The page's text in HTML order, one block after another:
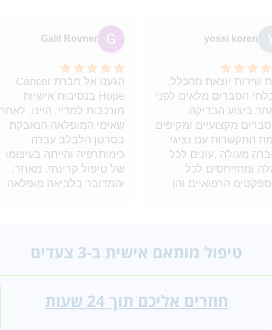
yossi koren
שירות יוצאת מהכלל.
הסברים מלאים לפני
ביצוע הבדיקה.
מקצועיים ומקיפים
התקשרות עם נציגי
מעולה ,עונים לכל
ומתייחסים לכל
הרפואיים והן
Galit Rovner
הגענו אל חברת Cancer
Hope בנסיבות אישיות
מורכבות למדיי. היינו, לאחר
שאימי המופלאה הנאבקת
בסרטן הלבלב עברה
כימותרפיה והייתה בעיצומו
של טיפול קרינתי. מאחר,
והמדובר בלביאה מופלאה
חשובה), ופשוט מסתייעים
המידע הייעודי, במטרה
לקבל החלטות מושכלות
טיפול מותאם אישית ב-3 צעדים
חוזרים אליכם תוך 24 שעות